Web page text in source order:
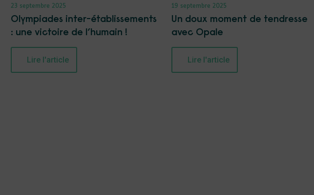
23 septembre 2025
Olympiades inter-établissements
: une victoire de l’humain !
Lire l'article
19 septembre 2025
Un doux moment de tendresse
avec Opale
Lire l'article